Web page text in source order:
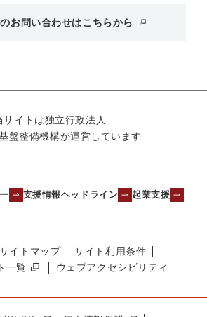
お問い合わせはこちらから
サイトは独立行政法人
盤整備機構が運営しています
支援情報ヘッドライン
起業支援
サイトマップ
サイト利用条件
一覧
ウェブアクセシビリティ